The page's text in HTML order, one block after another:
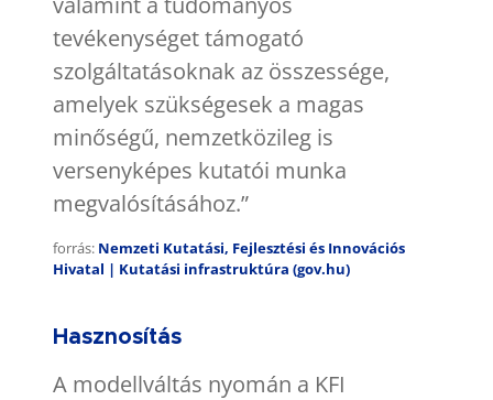
tevékenységet támogató
szolgáltatásoknak az összessége,
amelyek szükségesek a magas
minőségű, nemzetközileg is
versenyképes kutatói munka
megvalósításához.”
forrás: Nemzeti Kutatási, Fejlesztési és Innovációs
Hivatal | Kutatási infrastruktúra (gov.hu)
Hasznosítás
A modellváltás nyomán a KFI